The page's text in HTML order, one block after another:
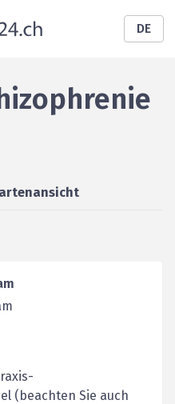
DE
(beachten Sie auch